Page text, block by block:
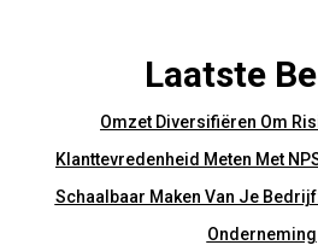
Laatste
Omzet Diversifiëren Om
Klanttevredenheid Meten Met
Schaalbaar Maken Van Je
Onderneming